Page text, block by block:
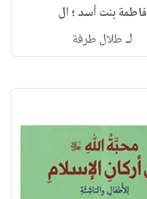
فاطمة بنت أسد ؛ ال
لـطلال طرفة